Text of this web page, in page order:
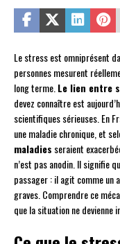
Le stress est omniprésent
personnes mesurent
long terme. Le lien entre
devez connaître est
scientifiques sérieuses. En
une maladie chronique, et
maladies seraient
n’est pas anodin. Il signifie
passager : il agit comme
graves. Comprendre ce
que la situation ne devienne